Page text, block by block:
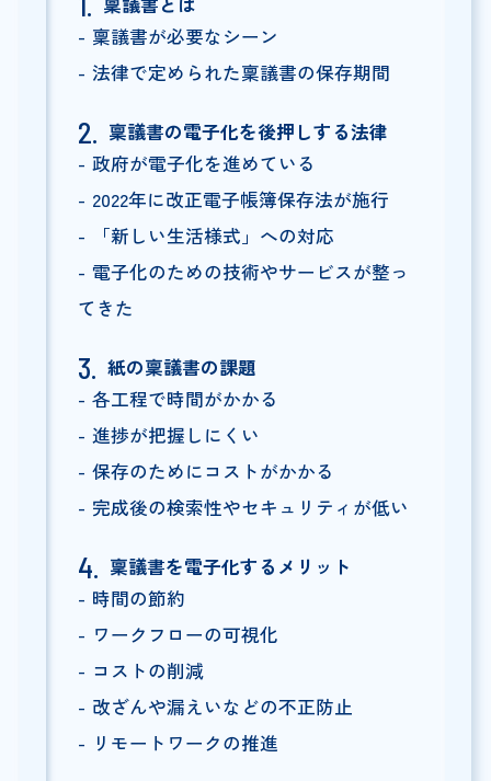
稟議書が必要なシーン
法律で定められた稟議書の保存期間
稟議書の電子化を後押しする法律
政府が電子化を進めている
2022年に改正電子帳簿保存法が施行
「新しい生活様式」への対応
電子化のための技術やサービスが整っ
てきた
紙の稟議書の課題
各工程で時間がかかる
進捗が把握しにくい
保存のためにコストがかかる
完成後の検索性やセキュリティが低い
稟議書を電子化するメリット
時間の節約
ワークフローの可視化
コストの削減
改ざんや漏えいなどの不正防止
リモートワークの推進